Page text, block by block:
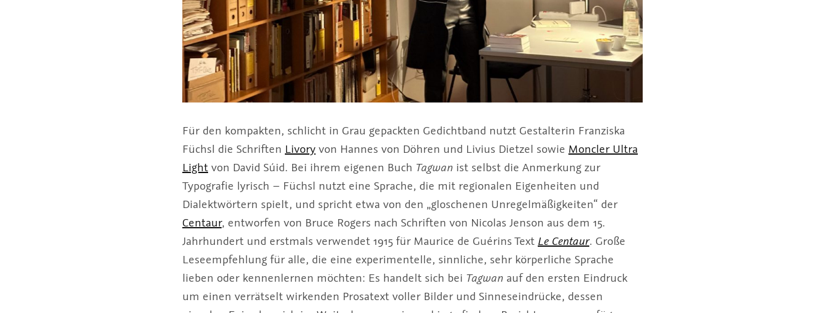
Für den kompakten, schlicht in Grau gepackten Gedichtband nutzt Gestalterin Franziska
Füchsl die Schriften Livory von Hannes von Döhren und Livius Dietzel sowie Moncler Ultra
Light von David Súid. Bei ihrem eigenen Buch Tagwan ist selbst die Anmerkung zur
Typografie lyrisch – Füchsl nutzt eine Sprache, die mit regionalen Eigenheiten und
Dialektwörtern spielt, und spricht etwa von den „gloschenen Unregelmäßigkeiten“ der
Centaur, entworfen von Bruce Rogers nach Schriften von Nicolas Jenson aus dem 15.
Jahrhundert und erstmals verwendet 1915 für Maurice de Guérins Text Le Centaur. Große
Leseempfehlung für alle, die eine experimentelle, sinnliche, sehr körperliche Sprache
lieben oder kennenlernen möchten: Es handelt sich bei Tagwan auf den ersten Eindruck
um einen verrätselt wirkenden Prosatext voller Bilder und Sinneseindrücke, dessen